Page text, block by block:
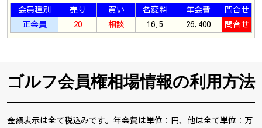
会員種別 売り 買い 名変料 年会費
問合せ
正会員
20 相談 16.5 26,400 問合せ
ゴルフ会員権相場情報の利用方法
金額表示は全て税込みです。年会費は単位：円、他は全て単位：万